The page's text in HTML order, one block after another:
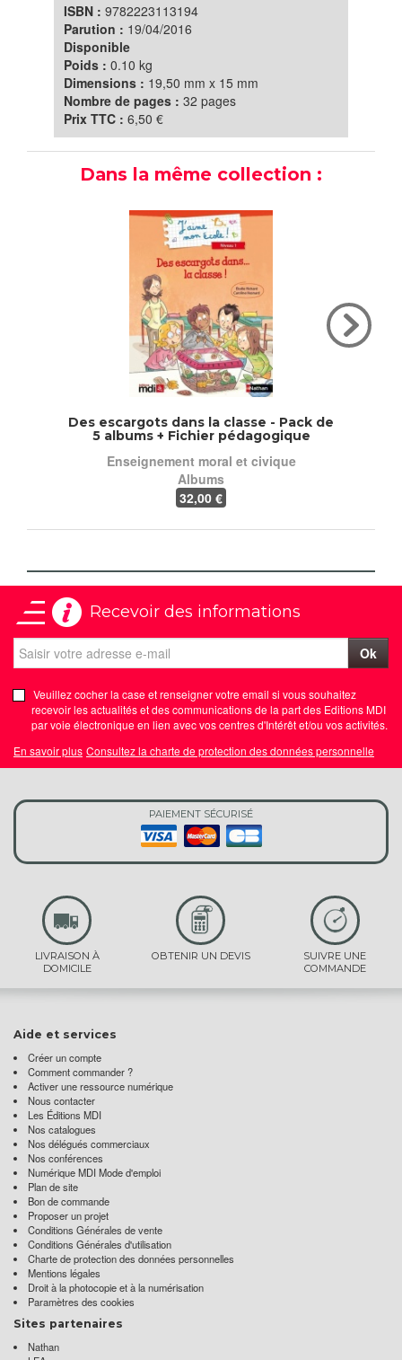
ISBN : 9782223113194
Parution : 19/04/2016
Disponible
Poids : 0.10 kg
Dimensions : 19,50 mm x 15 mm
Nombre de pages : 32 pages
Prix TTC : 6,50 €
Dans la même collection :
Des escargots dans la classe - Pack de
5 albums + Fichier pédagogique
Enseignement moral et civique
Albums
32,00 €
Recevoir des informations
Ok
Veuillez cocher la case et renseigner votre email si vous souhaitez
recevoir les actualités et des communications de la part des Editions MDI
par voie électronique en lien avec vos centres d'Intérêt et/ou vos activités.
En savoir plus Consultez la charte de protection des données personnelle
PAIEMENT SÉCURISÉ
LIVRAISON À
DOMICILE
OBTENIR UN DEVIS
SUIVRE UNE
COMMANDE
Aide et services
Créer un compte
Comment commander ?
Activer une ressource numérique
Nous contacter
Les Éditions MDI
Nos catalogues
Nos délégués commerciaux
Nos conférences
Numérique MDI Mode d'emploi
Plan de site
Bon de commande
Proposer un projet
Conditions Générales de vente
Conditions Générales d'utilisation
Charte de protection des données personnelles
Mentions légales
Droit à la photocopie et à la numérisation
Paramètres des cookies
Sites partenaires
Nathan